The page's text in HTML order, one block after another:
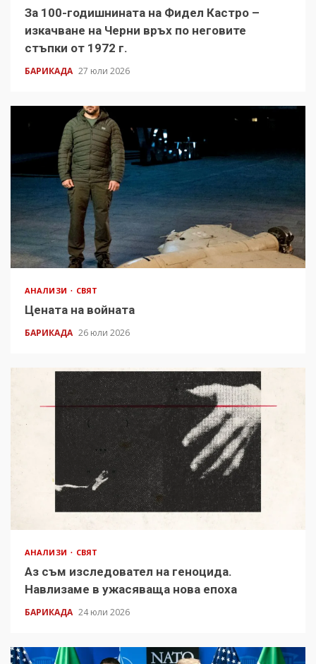
За 100-годишнината на Фидел Кастро –
изкачване на Черни връх по неговите
стъпки от 1972 г.
БАРИКАДА 27 юли 2026
АНАЛИЗИ СВЯТ
Цената на войната
БАРИКАДА 26 юли 2026
АНАЛИЗИ СВЯТ
Аз съм изследовател на геноцида.
Навлизаме в ужасяваща нова епоха
БАРИКАДА 24 юли 2026